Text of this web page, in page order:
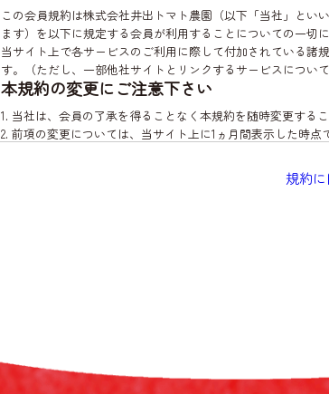
この会員規約は株式会社井出トマト農園（以下「当社」と
ます）を以下に規定する会員が利用することについての一切
当サイト上で各サービスのご利用に際して付加されている諸
す。（ただし、一部他社サイトとリンクするサービスについ
本規約の変更にご注意下さい
1. 当社は、会員の了承を得ることなく本規約を随時変更する
2. 前項の変更については、当サイト上に1ヵ月間表示した時点
1. 本規約の変更のケース以外に当社が必要と判断した場合、
2. 前項の通知は、当サイト上に表示した時点で全ての会員に
※チャートなど一個人が特定できない範囲で集計する場合があ
お客様からの会員登録を承認しない場合
規約